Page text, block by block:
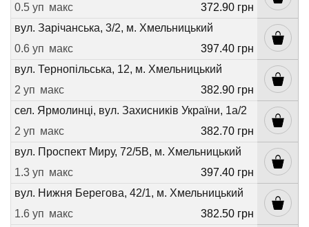
0.5 уп макс
372.90 грн
вул. Зарічанська, 3/2, м. Хмельницький
0.6 уп макс
397.40 грн
вул. Тернопільська, 12, м. Хмельницький
2 уп макс
382.90 грн
сел. Ярмолинці, вул. Захисників України, 1а/2
2 уп макс
382.70 грн
вул. Проспект Миру, 72/5В, м. Хмельницький
1.3 уп макс
397.40 грн
вул. Нижня Берегова, 42/1, м. Хмельницький
1.6 уп макс
382.50 грн